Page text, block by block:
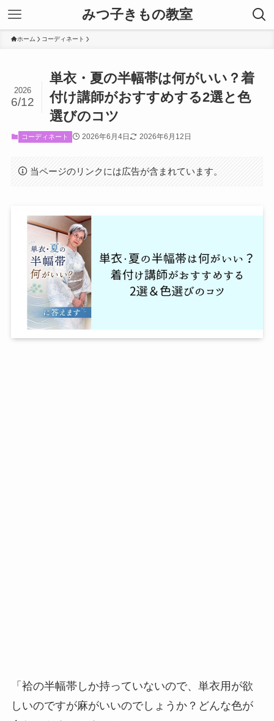
みつ子きもの教室
ホーム コーディネート
単衣・夏の半幅帯は何がいい？着
付け講師がおすすめする2選と色
選びのコツ
2026
6/12
コーディネート 2026年6月4日 2026年6月12日
当ページのリンクには広告が含まれています。
「袷の半幅帯しか持っていないので、単衣用が欲
しいのですが麻がいいのでしょうか？どんな色が